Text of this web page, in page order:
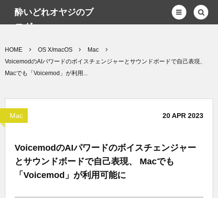
酔いどれオヤジのブ
ログwp
HOME OS X/macOS
Mac
VoicemodのAIパワードのボイスチェンジャーとサウンドボードで自己表現、
Macでも「Voicemod」が利用...
Mac 20APR 2023
VoicemodのAIパワードのボイスチェンジャー
とサウンドボードで自己表現、 Macでも
「Voicemod」が利用可能に